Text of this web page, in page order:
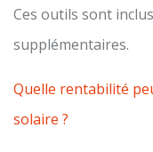
Ces outils sont
supplémentaires.
Quelle rentabilité
solaire ?